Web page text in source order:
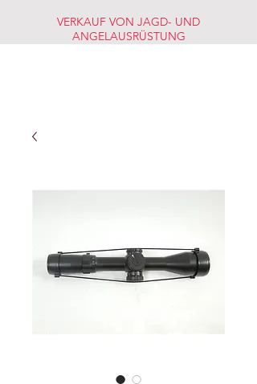
VERKAUF VON JAGD- UND
ANGELAUSRÜSTUNG